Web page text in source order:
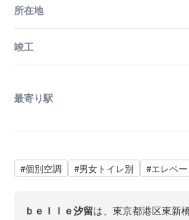
所在地
竣工
最寄り駅
#個別空調 #男女トイレ別 #エレベー
ｂｅｌｌｅ汐留は、東京都港区東新